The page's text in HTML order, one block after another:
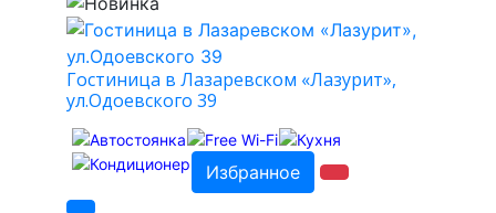
Гостиница в Лазаревском «Лазурит»,
ул.Одоевского 39
Избранное